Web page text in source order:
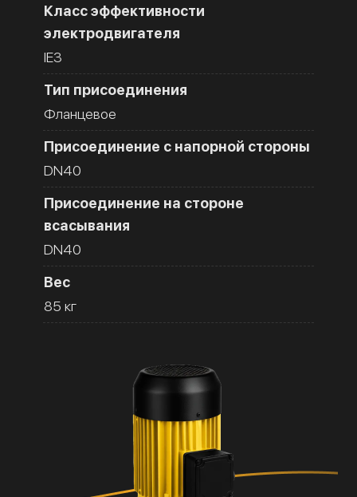
Класс эффективности
электродвигателя
IE3
Тип присоединения
Фланцевое
Присоединение с напорной стороны
DN40
Присоединение на стороне
всасывания
DN40
Вес
85 кг